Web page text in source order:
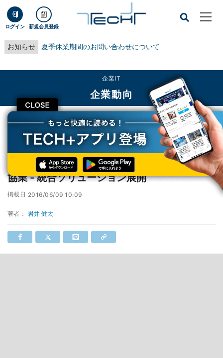
ログイン 新規会員登録
お知らせ 夏季休業期間のお問い合わせについて
CLOSE
企業IT
企業動向
TECH+ 企業IT
企業動向
富士通とBox、コンテンツマネジメント分野で協業 - 統合ソリューション展開
富士通とBox、コンテンツマネジメント分野で
協業 - 統合ソリューション展開
掲載日 2016/06/09 10:09
著者： 岩井 健太